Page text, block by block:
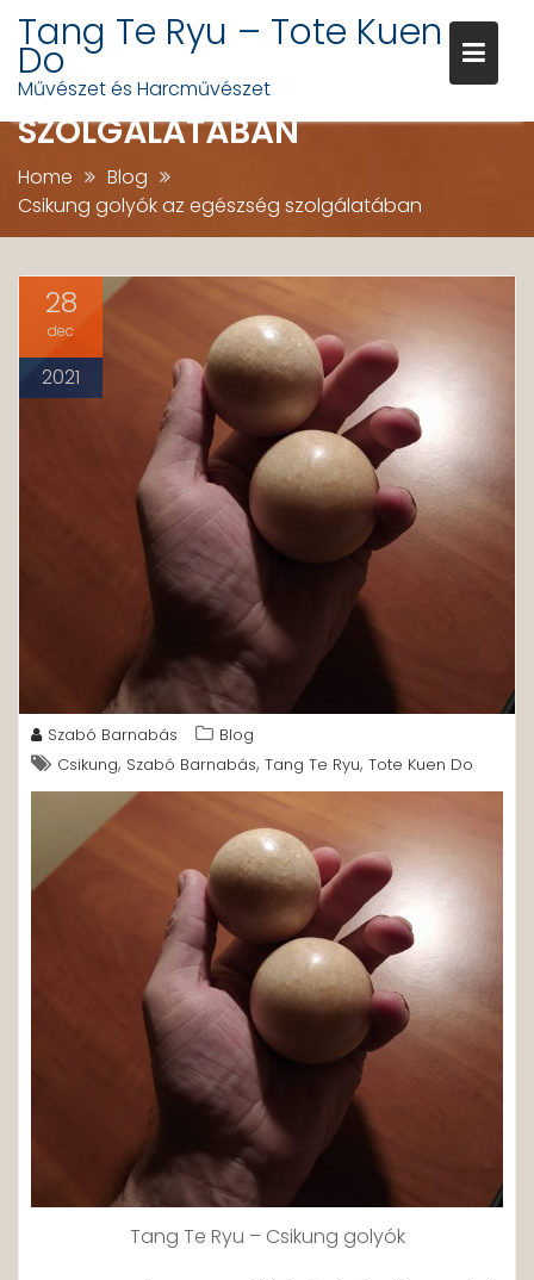
Skip
content
Tang Te Ryu – Tote Kuen
Do
Művészet és Harcművészet
CSIKUNG GOLYÓK AZ
SZOLGÁLATÁBAN
Home
Blog
Csikung golyók az egészség szolgálatában
28
dec
2021
Szabó Barnabás
Blog
Csikung, Szabó Barnabás, Tang Te Ryu, Tote Kuen Do
Tang Te Ryu – Csikung golyók